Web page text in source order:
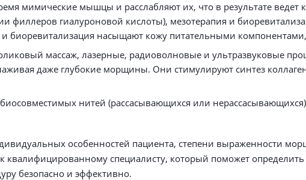
мимические мышцы и расслабляют их, что в результате ведет
филлеров гиалуроновой кислоты), мезотерапия и
и биоревитализация насыщают кожу питательными
массаж, лазерные, радиоволновые и ультразвуковые
даже глубокие морщины. Они стимулируют синтез
нитей (рассасывающихся или
особенностей пациента, степени выраженности
квалифицированному специалисту, который поможет определить
безопасно и эффективно.